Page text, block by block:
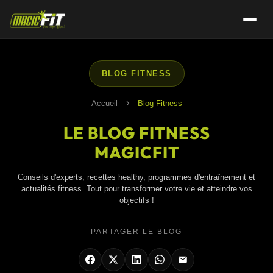
BLOG FITNESS
Accueil › Blog Fitness
LE BLOG FITNESS
MAGICFIT
Conseils d'experts, recettes healthy, programmes d'entraînement et
actualités fitness. Tout pour transformer votre vie et atteindre vos
objectifs !
PARTAGER LE BLOG